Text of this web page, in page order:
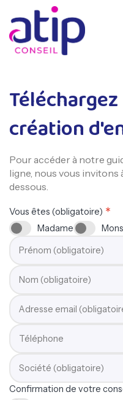
création
Pour accéder à notre
ligne, nous vous
dessous.
Madame
Vous êtes (obligatoire)
Prénom (obligatoire)
Nom (obligatoire)
Adresse email
Téléphone
Société (obligatoire)
Confirmation de votre